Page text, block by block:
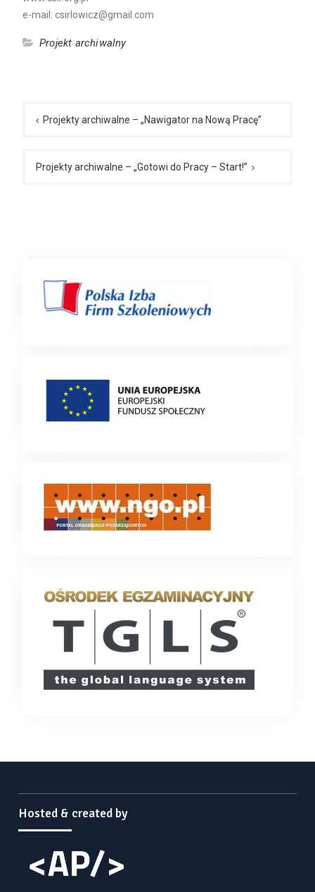
e-mail: csirlowicz@gmail.com
Projekt archiwalny
wpisuProjekty archiwalne – „Nawigator na Nową Pracę”
Projekty archiwalne – „Gotowi do Pracy – Start!”
Hosted & created by